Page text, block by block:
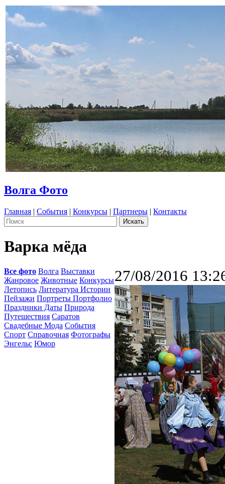
Волга Фото
Главная | События | Конкурсы | Партнеры | Контакты
Варка мёда
Все фото Волга Выставки
Жанровое Животные Конкурсы
Летопись Литература Истории
Пейзажи Портреты Портфолио
Праздники Даты Природа
Путешествия Саратов
Свадебные Мода События
Спорт Справочная Фотографы
Энгельс Юмор
27/08/2016